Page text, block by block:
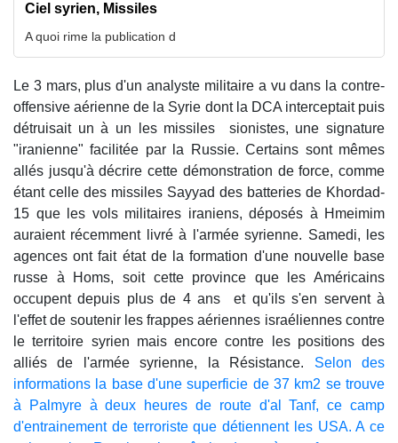
Ciel syrien, Missiles
A quoi rime la publication d
Le 3 mars, plus d'un analyste militaire a vu dans la contre-
offensive aérienne de la Syrie dont la DCA interceptait puis
détruisait un à un les missiles sionistes, une signature
"iranienne" facilitée par la Russie. Certains sont mêmes
allés jusqu'à décrire cette démonstration de force, comme
étant celle des missiles Sayyad des batteries de Khordad-
15 que les vols militaires iraniens, déposés à Hmeimim
auraient récemment livré à l'armée syrienne. Samedi, les
agences ont fait état de la formation d'une nouvelle base
russe à Homs, soit cette province que les Américains
occupent depuis plus de 4 ans et qu'ils s'en servent à
l'effet de soutenir les frappes aériennes israéliennes contre
le territoire syrien mais encore contre les positions des
alliés de l'armée syrienne, la Résistance. Selon des
informations la base d'une superficie de 37 km2 se trouve
à Palmyre à deux heures de route d'al Tanf, ce camp
d'entrainement de terroriste que détiennent les USA. A ce